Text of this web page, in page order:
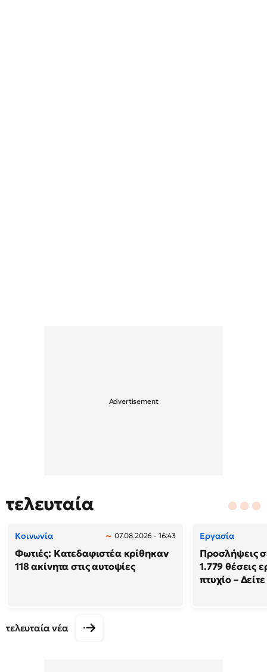
τελευταία
Κοινωνία 07.08.2026 - 16:43
Φωτιές: Κατεδαφιστέα κρίθηκαν
118 ακίνητα στις αυτοψίες
Εργασία
Προσλήψεις
1.779 θέσεις
πτυχίο –
τελευταία νέα